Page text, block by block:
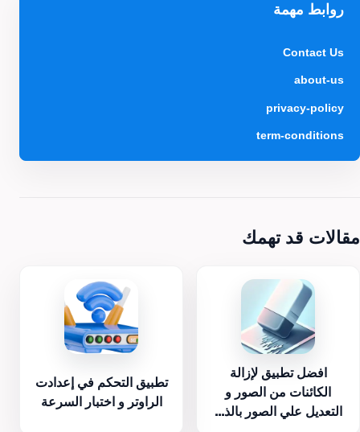
روابط مهمة
Contact Us
about-us
privacy-policy
term-conditions
مقالات قد تهمك
افضل تطبيق لإزالة
الكائنات من الصور و
التعديل علي الصور بالذ...
تطبيق التحكم في إعدادت
الراوتر و اختبار السرعة